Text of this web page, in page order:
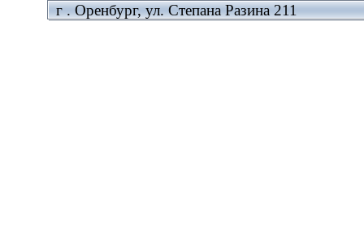
г . Оренбург, ул. Степана Разина 211